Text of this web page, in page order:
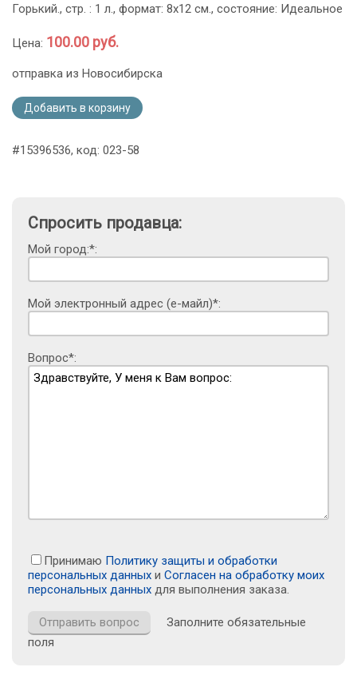
Горький., стр. : 1 л., формат: 8х12 см., состояние: Идеальное
Цена: 100.00 руб.
отправка из Новосибирска
Добавить в корзину
#15396536, код: 023-58
Спросить продавца:
Мой город:*:
Мой электронный адрес (е-майл)*:
Вопрос*:
Принимаю Политику защиты и обработки
персональных данных и Согласен на обработку моих
персональных данных для выполнения заказа.
Заполните обязательные
поля